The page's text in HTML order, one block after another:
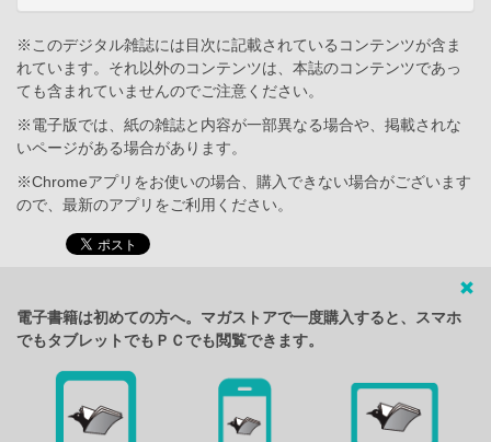
※このデジタル雑誌には目次に記載されているコンテンツが含ま
れています。それ以外のコンテンツは、本誌のコンテンツであっ
ても含まれていませんのでご注意ください。
※電子版では、紙の雑誌と内容が一部異なる場合や、掲載されな
いページがある場合があります。
※Chromeアプリをお使いの場合、購入できない場合がございます
ので、最新のアプリをご利用ください。
電子書籍は初めての方へ。マガストアで一度購入すると、スマホ
でもタブレットでもＰＣでも閲覧できます。